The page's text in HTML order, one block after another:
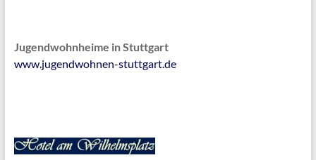
Jugendwohnheime in Stuttgart
www.jugendwohnen-stuttgart.de